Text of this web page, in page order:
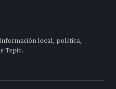
local, política,
Tepic.